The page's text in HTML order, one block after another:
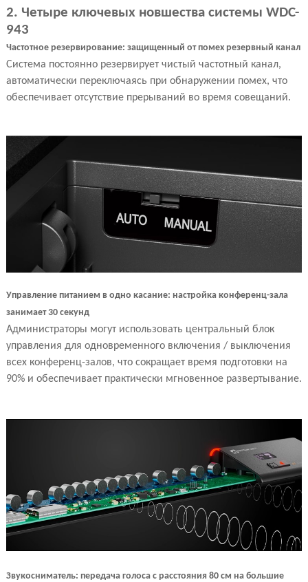
2. Четыре ключевых новшества системы WDC-
943
Частотное резервирование: защищенный от помех резервный канал
Система постоянно резервирует чистый частотный канал,
автоматически переключаясь при обнаружении помех, что
обеспечивает отсутствие прерываний во время совещаний.
Управление питанием в одно касание: настройка конференц-зала
занимает 30 секунд
Администраторы могут использовать центральный блок
управления для одновременного включения / выключения
всех конференц-залов, что сокращает время подготовки на
90% и обеспечивает практически мгновенное развертывание.
Звукосниматель: передача голоса с расстояния 80 см на большие